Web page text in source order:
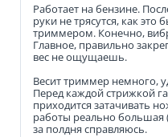
Работает на бензине.
руки не трясутся, как
триммером. Конечно,
Главное, правильно
вес не ощущаешь.
Весит триммер немного,
Перед каждой стрижкой
приходится затачивать
работы реально большая
за полдня справляюсь.